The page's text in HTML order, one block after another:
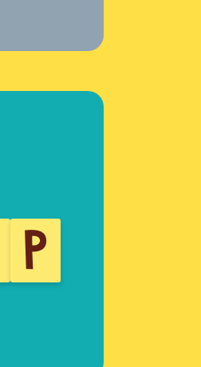
P